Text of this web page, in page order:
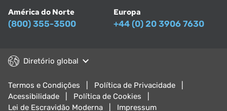
América do Norte
(800) 355-3500
Europa
+44 (0) 20 3906 7630
Diretório global
Termos e Condições
Política de Privacidade
Acessibilidade
Política de Cookies
Lei de Escravidão Moderna
Impressum